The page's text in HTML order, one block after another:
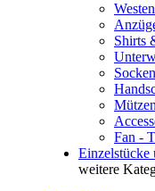
Westen
Shirts
Socken
Fan -
Einzelstücke
weitere